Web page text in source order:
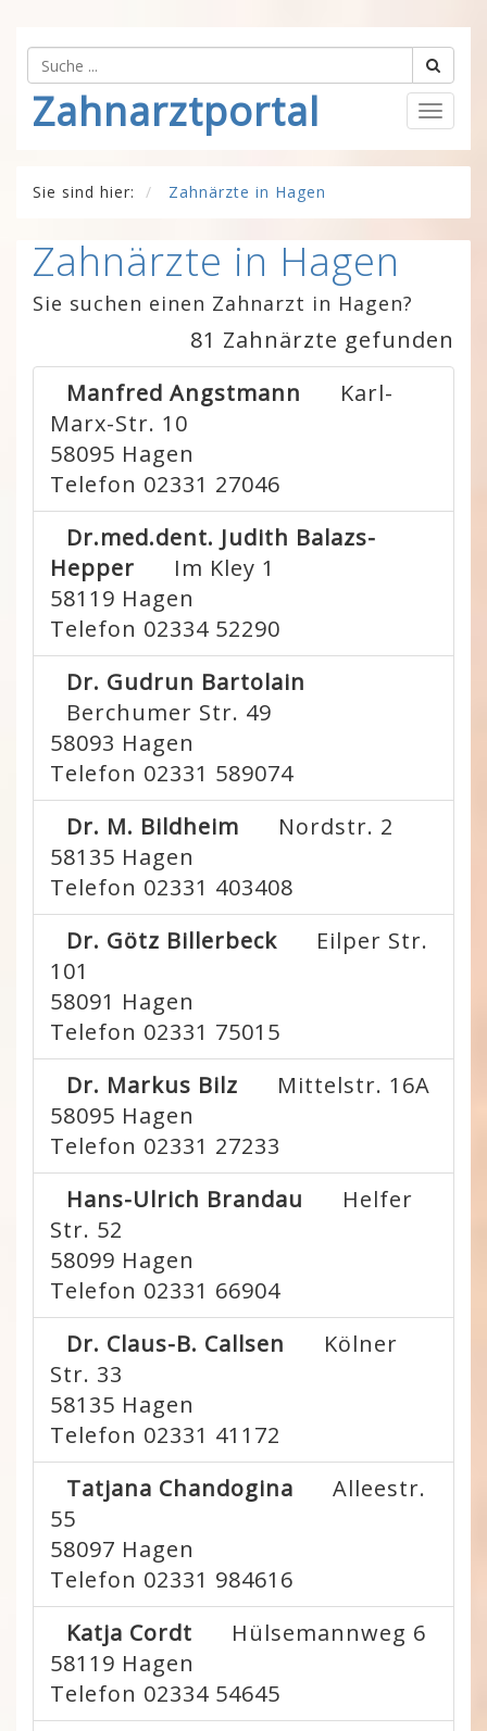
Zahnarztportal
Sie sind hier: Zahnärzte in Hagen
Zahnärzte in Hagen
Sie suchen einen Zahnarzt in Hagen?
81 Zahnärzte gefunden
Manfred Angstmann
Karl-
Marx-Str. 10
58095 Hagen
Telefon 02331 27046
Dr.med.dent. Judith Balazs-
Hepper
Im Kley 1
58119 Hagen
Telefon 02334 52290
Dr. Gudrun Bartolain
Berchumer Str. 49
58093 Hagen
Telefon 02331 589074
Dr. M. Bildheim
Nordstr. 2
58135 Hagen
Telefon 02331 403408
Dr. Götz Billerbeck
Eilper Str.
101
58091 Hagen
Telefon 02331 75015
Dr. Markus Bilz
Mittelstr. 16A
58095 Hagen
Telefon 02331 27233
Hans-Ulrich Brandau
Helfer
Str. 52
58099 Hagen
Telefon 02331 66904
Dr. Claus-B. Callsen
Kölner
Str. 33
58135 Hagen
Telefon 02331 41172
Tatjana Chandogina
Alleestr.
55
58097 Hagen
Telefon 02331 984616
Katja Cordt
Hülsemannweg 6
58119 Hagen
Telefon 02334 54645